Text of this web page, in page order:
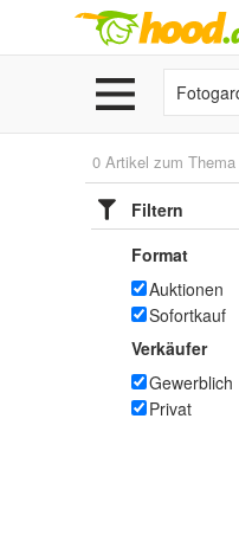
0 Artikel zum Thema
Filtern
Format
Auktionen
Sofortkauf
Verkäufer
Gewerblich
Privat